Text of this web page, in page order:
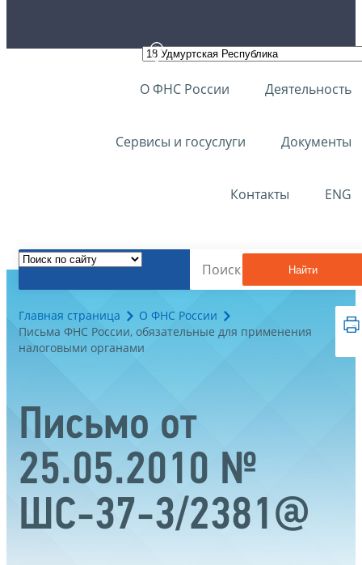
О ФНС России Деятельность
Сервисы и госуслуги Документы
Контакты ENG
Найти
Главная страница
О ФНС России
Письма ФНС России, обязательные для применения
налоговыми органами
Письмо от
25.05.2010 №
ШС-37-3/2381@